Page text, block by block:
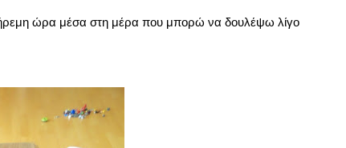
ήρεμη ώρα μέσα στη μέρα που μπορώ να δουλέψω λίγο